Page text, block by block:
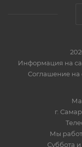
Информация на
Соглашение на
г.
Мы
Суббота